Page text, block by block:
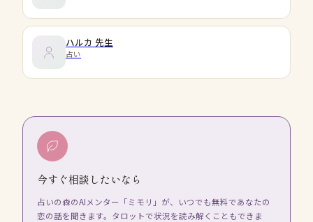
ハルカ 先生
占い
今すぐ相談したいなら
占いの森のAIメンター「ミモリ」が、いつでも無料であなたの
恋の話を聞きます。タロットで状況を読み解くこともできま